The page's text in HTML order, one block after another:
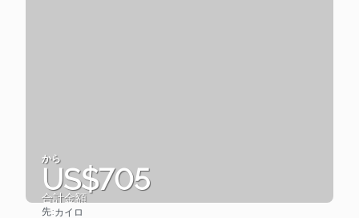
から
US$705
合計金額
先:カイロ